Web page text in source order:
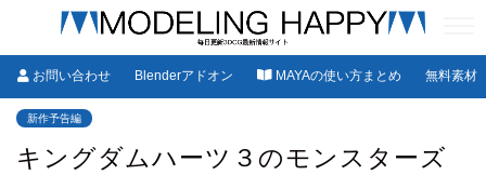
お問い合わせ Blenderアドオン MAYAの使い方まとめ 無料素材
新作予告編
キングダムハーツ３のモンスターズ